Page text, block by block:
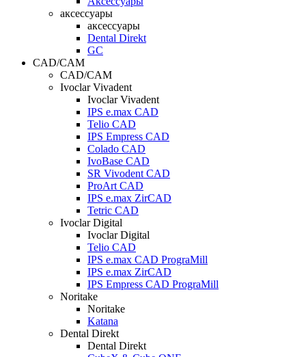
аксессуары
аксессуары
Dental Direkt
GC
CAD/CAM
CAD/CAM
Ivoclar Vivadent
Ivoclar Vivadent
IPS e.max CAD
Telio CAD
IPS Empress CAD
Colado CAD
IvoBase CAD
SR Vivodent CAD
ProArt CAD
IPS e.max ZirCAD
Tetric CAD
Ivoclar Digital
Ivoclar Digital
Telio CAD
IPS e.max CAD PrograMill
IPS e.max ZirCAD
IPS Empress CAD PrograMill
Noritake
Noritake
Katana
Dental Direkt
Dental Direkt